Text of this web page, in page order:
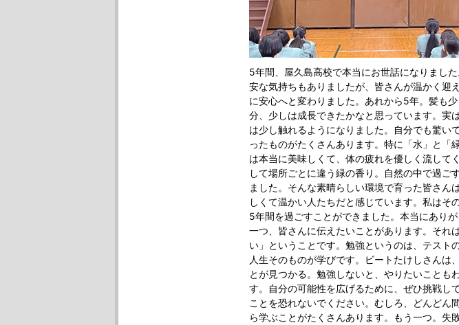
5年間、屋久島高校で本当にお世話になりまし
安な気持ちもありましたが、皆さんが温かく迎
に安心へと変わりました。あれから5年。髪も
分、少しは成長できたかなと思っています。実
は少し触れるようになりました。自分でも驚い
ったものがたくさんあります。特に「水」と「
は本当に美味しくて、体の疲れを優しく流して
して場所ごとに違う緑の香り。自然の中で過ご
ました。そんな素晴らしい環境で育った皆さん
しくて温かい人たちだと感じています。私はそ
5年間を過ごすことができました。本当にあり
一つ、皆さんに伝えたいことがあります。それ
い」ということです。勉強というのは、テスト
人生そのものが学びです。ビートたけしさんは
とが見つかる。勉強しないと、やりたいことも
す。自分の可能性を広げるために、ぜひ挑戦し
ことを恐れないでください。むしろ、どんどん
ら学ぶことがたくさんあります。もう一つ。失